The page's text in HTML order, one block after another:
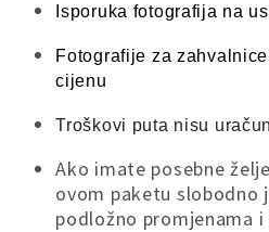
Isporuka fotografija na
Fotografije za
cijenu
Troškovi puta nisu
Ako imate posebne
ovom paketu slobodno
podložno promjenama i